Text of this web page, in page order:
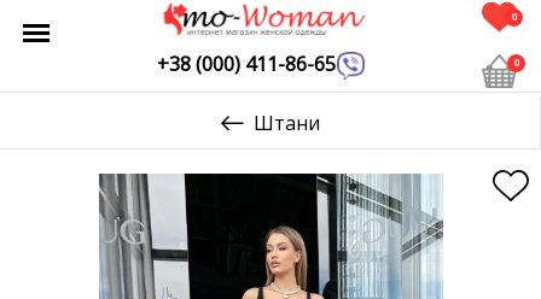
+38 (000) 411-86-65
0
0
Штани